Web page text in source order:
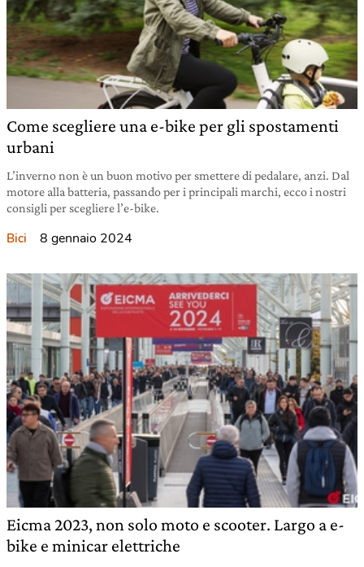
Come scegliere una e-bike per gli spostamenti
urbani
L’inverno non è un buon motivo per smettere di pedalare, anzi. Dal
motore alla batteria, passando per i principali marchi, ecco i nostri
consigli per scegliere l’e-bike.
Bici 8 gennaio 2024
Eicma 2023, non solo moto e scooter. Largo a e-
bike e minicar elettriche